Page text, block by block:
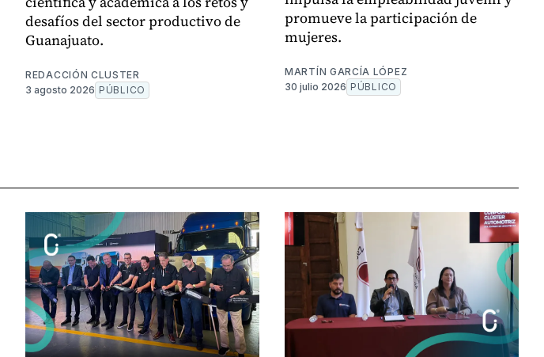
desafíos del sector productivo de
Guanajuato.
REDACCIÓN CLUSTER
3 agosto 2026 PÚBLICO
promueve la participación de
mujeres.
MARTÍN GARCÍA LÓPEZ
30 julio 2026 PÚBLICO